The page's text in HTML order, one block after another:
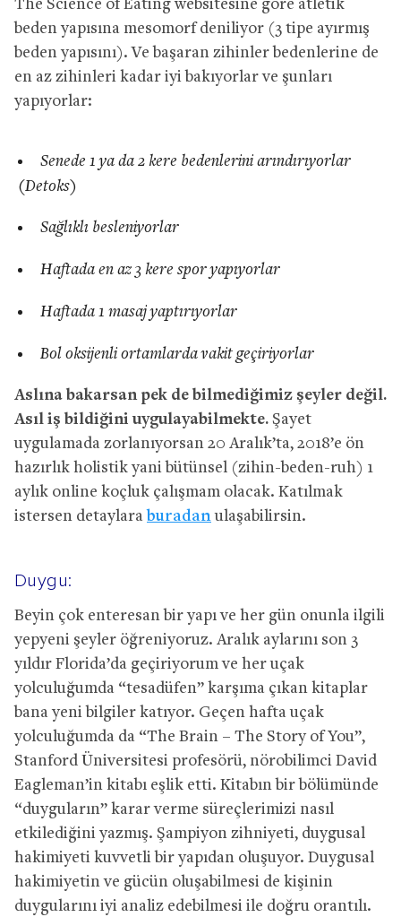
The Science of Eating websitesine göre atletik
beden yapısına mesomorf deniliyor (3 tipe ayırmış
beden yapısını). Ve başaran zihinler bedenlerine de
en az zihinleri kadar iyi bakıyorlar ve şunları
yapıyorlar:
Senede 1 ya da 2 kere bedenlerini arındırıyorlar
(Detoks)
Sağlıklı besleniyorlar
Haftada en az 3 kere spor yapıyorlar
Haftada 1 masaj yaptırıyorlar
Bol oksijenli ortamlarda vakit geçiriyorlar
Aslına bakarsan pek de bilmediğimiz şeyler değil.
Asıl iş bildiğini uygulayabilmekte. Şayet
uygulamada zorlanıyorsan 20 Aralık’ta, 2018’e ön
hazırlık holistik yani bütünsel (zihin-beden-ruh) 1
aylık online koçluk çalışmam olacak. Katılmak
istersen detaylara buradanulaşabilirsin.
Duygu:
Beyin çok enteresan bir yapı ve her gün onunla ilgili
yepyeni şeyler öğreniyoruz. Aralık aylarını son 3
yıldır Florida’da geçiriyorum ve her uçak
yolculuğumda “tesadüfen” karşıma çıkan kitaplar
bana yeni bilgiler katıyor. Geçen hafta uçak
yolculuğumda da “The Brain – The Story of You”,
Stanford Üniversitesi profesörü, nörobilimci David
Eagleman’in kitabı eşlik etti. Kitabın bir bölümünde
“duyguların” karar verme süreçlerimizi nasıl
etkilediğini yazmış. Şampiyon zihniyeti, duygusal
hakimiyeti kuvvetli bir yapıdan oluşuyor. Duygusal
hakimiyetin ve gücün oluşabilmesi de kişinin
duygularını iyi analiz edebilmesi ile doğru orantılı.